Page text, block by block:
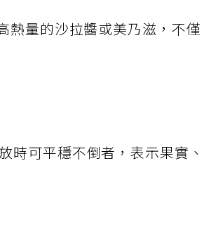
熱量的沙拉醬或美乃滋，不僅
時可平穩不倒者，表示果實、